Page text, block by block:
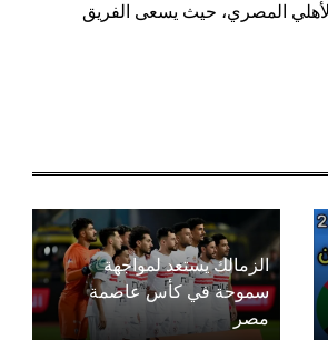
المصري، حيث يسعى الفريق
الزمالك يستعد لمواجهة
سموحة في كأس عاصمة
مصر